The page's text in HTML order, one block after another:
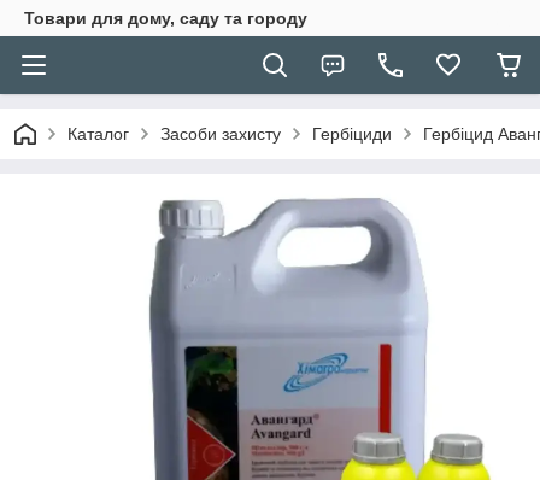
Товари для дому, саду та городу
Каталог Засоби захисту Гербіциди Гербіцид